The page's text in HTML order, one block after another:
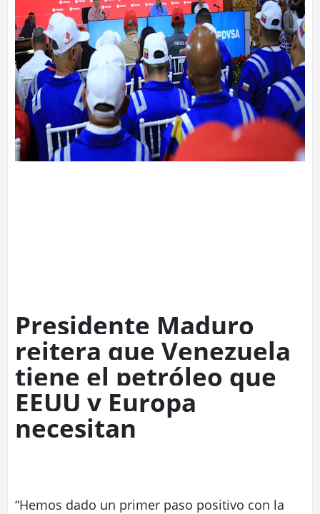
Presidente Maduro
reitera que Venezuela
tiene el petróleo que
EEUU y Europa
necesitan
“Hemos dado un primer paso positivo con la